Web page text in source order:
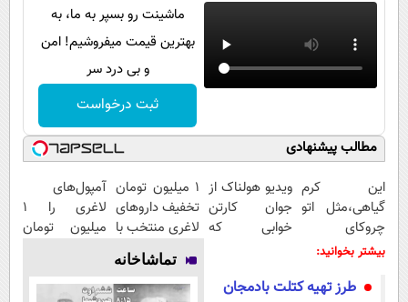
ماشینت رو بسپر به ما، به
بهترین قیمت میفروشیم! امن
و بی درد سر
ثبت درخواست
مطالب پیشنهادی
این کرم
گیاهی،مثل اتو
چروکای
پوستتوصاف
ویدیو هولناک از
جوان کارتن
خوابی که
۱ میلیون تومان
تخفیف داروهای
لاغری منتخب با
ارسال از
داروخانه
نزدیکت
آمپول‌های
لاغری را ۱
میلیون تومان
بیشتر بخوانید:
طرز تهیه کتلت بادمجان
تماشاخانه